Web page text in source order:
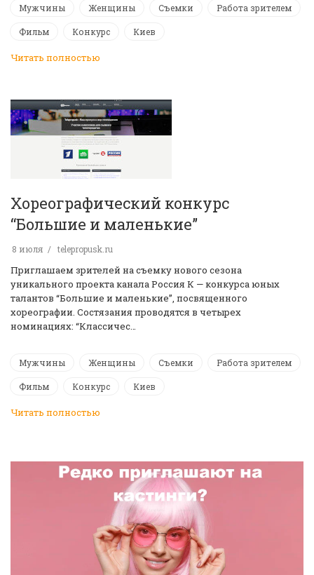
Мужчины Женщины Съемки Работа зрителем
Фильм Конкурс Киев
Читать полностью
Хореографический конкурс
“Большие и маленькие”
8 июля telepropusk.ru
Приглашаем зрителей на съемку нового сезона
уникального проекта канала Россия К — конкурса юных
талантов “Большие и маленькие”, посвященного
хореографии. Состязания проводятся в четырех
номинациях: “Классичес…
Мужчины Женщины Съемки Работа зрителем
Фильм Конкурс Киев
Читать полностью